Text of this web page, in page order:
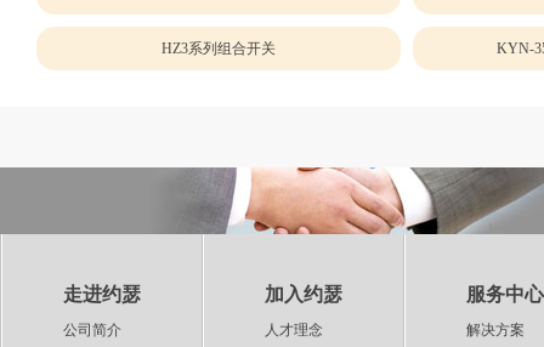
HZ3系列组合开关 KYN-
走进约瑟
公司简介
加入约瑟
人才理念
服务中心
解决方案